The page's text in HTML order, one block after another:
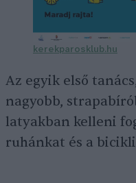
kerekparos klub.hu
Az egyik első
nagyobb,
latyakban kelleni
ruhánkat és a